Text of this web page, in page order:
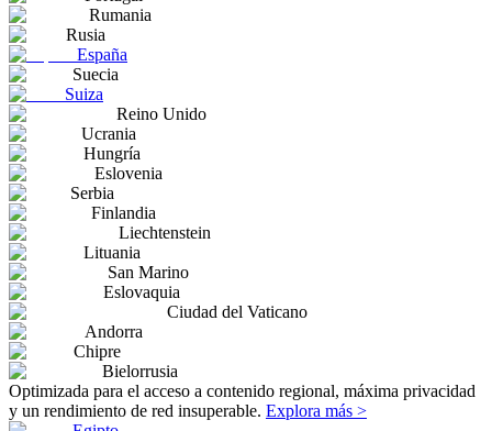
Rumania
Rusia
España
Suecia
Suiza
Reino Unido
Ucrania
Hungría
Eslovenia
Serbia
Finlandia
Liechtenstein
Lituania
San Marino
Eslovaquia
Ciudad del Vaticano
Andorra
Chipre
Bielorrusia
Optimizada para el acceso a contenido regional, máxima privacidad
y un rendimiento de red insuperable. Explora más >